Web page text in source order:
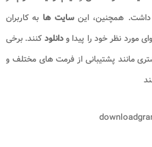
داشت. همچنین، اینسایت ها به کاربران
مورد نظر خود را پیدا ودانلودکنند. برخی
مانند پشتیبانی از فرمت های مختلف و